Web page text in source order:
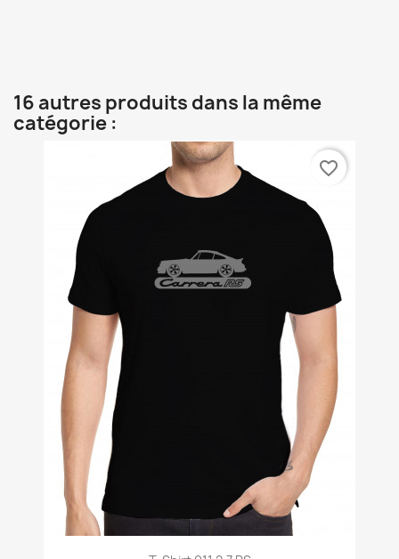
16 autres produits dans la même
catégorie :
favorite_border